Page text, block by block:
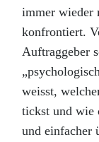
immer wieder
konfrontiert.
Auftraggeber
weisst,
tickst und wie
und einfacher